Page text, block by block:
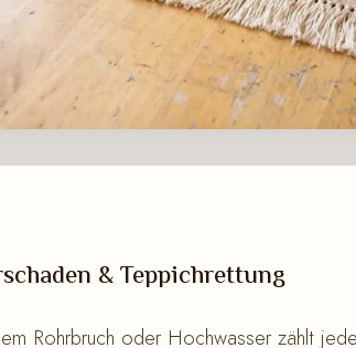
& Teppichrettung
Rohrbruch oder Hochwasser zählt